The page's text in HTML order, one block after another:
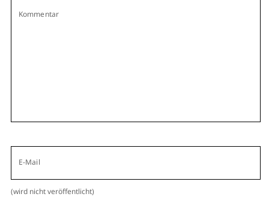
Kommentar
E-Mail
(wird nicht veröffentlicht)